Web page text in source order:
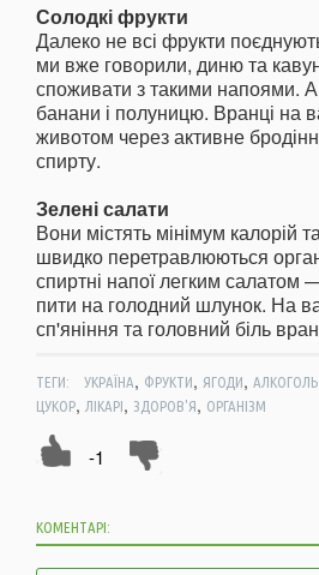
Солодкі фрукти
Далеко не всі фрукти
ми вже говорили, диню та
споживати з такими напоями.
банани і полуницю. Вранці на
животом через активне
спирту.
Зелені салати
Вони містять мінімум калорій
швидко перетравлюються
спиртні напої легким
пити на голодний шлунок. На
сп'яніння та головний біль
ТЕГИ: УКРАЇНА, ФРУКТИ, ЯГОДИ, АЛКОГОЛЬ
ЦУКОР, ЛІКАРІ, ЗДОРОВ'Я, ОРГАНІЗМ
-1
КОМЕНТАРІ: